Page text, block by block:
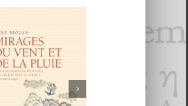
Anne Brouan,
Mirages du vent et
Bonnet-
La fête à